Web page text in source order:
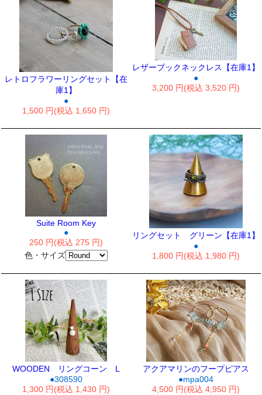
レトロフラワーリングセット【在
庫1】
●
1,500 円(税込 1,650 円)
レザーブックネックレス【在庫1】
●
3,200 円(税込 3,520 円)
Suite Room Key
●
250 円(税込 275 円)
色・サイズ
リングセット グリーン【在庫1】
●
1,800 円(税込 1,980 円)
WOODEN リングコーン L
●308590
1,300 円(税込 1,430 円)
アクアマリンのフープピアス
●mpa004
4,500 円(税込 4,950 円)